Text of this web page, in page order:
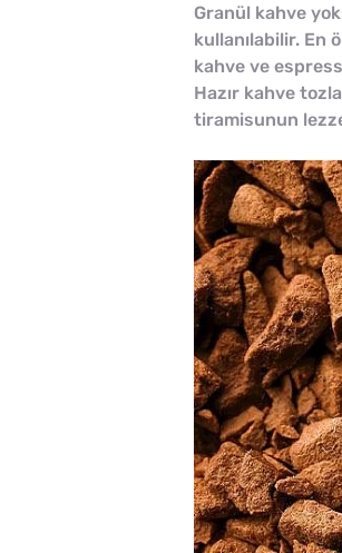
Granül kahve
kullanılabilir. En
kahve ve
Hazır kahve
tiramisunun